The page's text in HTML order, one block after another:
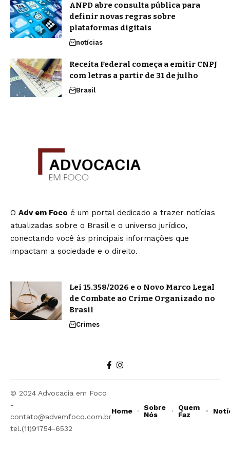
ANPD abre consulta pública para
definir novas regras sobre
plataformas digitais
notícias
Receita Federal começa a emitir CNPJ
com letras a partir de 31 de julho
Brasil
O Adv em Foco é um portal dedicado a trazer notícias
atualizadas sobre o Brasil e o universo jurídico,
conectando você às principais informações que
impactam a sociedade e o direito.
Lei 15.358/2026 e o Novo Marco Legal
de Combate ao Crime Organizado no
Brasil
Crimes
© 2024 Advocacia em Foco
-
contato@advemfoco.com.br
tel.(11)91754-6532
Home
Sobre
Nós
Quem
Faz